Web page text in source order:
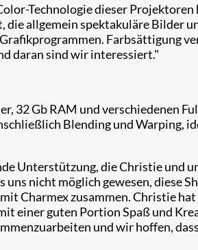
Technologie dieser
die allgemein spektakuläre Bilder
Farbsättigung
daran sind wir interessiert."
32 Gb RAM und verschiedenen
Blending und Warping,
Unterstützung, die Christie und
nicht möglich gewesen, diese
Charmex zusammen. Christie
einer guten Portion Spaß und
und wir hoffen,